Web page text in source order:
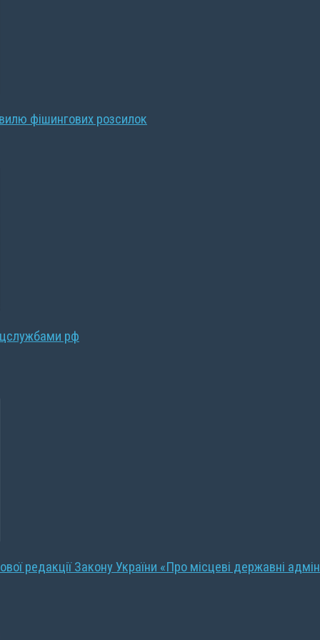
фішингових розсилок
рф
редакції Закону України «Про місцеві державні